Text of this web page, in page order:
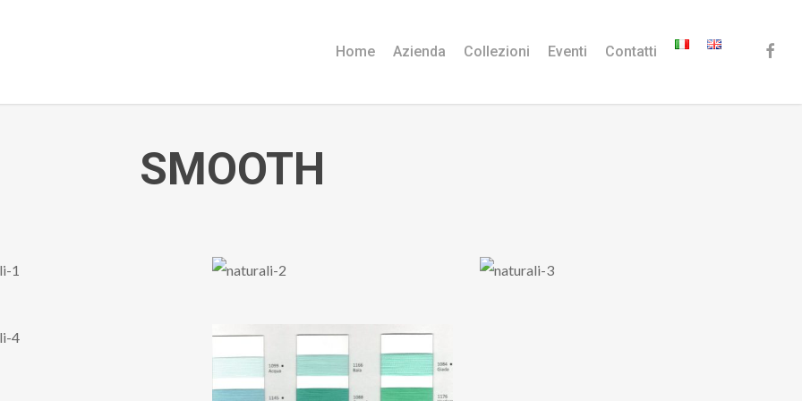
Home Azienda Collezioni Eventi Contatti
SMOOTH